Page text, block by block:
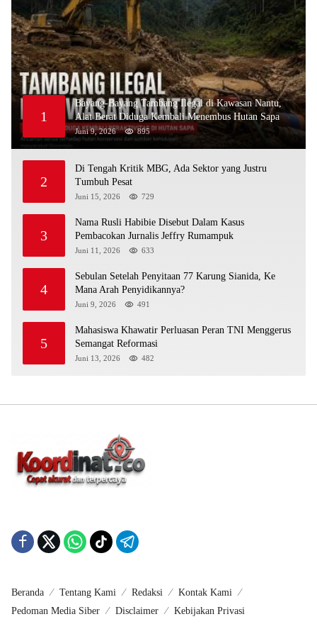
1
Bayang-Bayang Tambang Ilegal di Kawasan Nantu,
Alat Berat Diduga Kembali Menembus Hutan Sapa
Juni 9, 2026 895
2
Di Tengah Kritik MBG, Ada Sektor yang Justru
Tumbuh Pesat
Juni 15, 2026 729
3
Nama Rusli Habibie Disebut Dalam Kasus
Pembacokan Jurnalis Jeffry Rumampuk
Juni 11, 2026 633
4
Sebulan Setelah Penyitaan 77 Karung Sianida, Ke
Mana Arah Penyidikannya?
Juni 9, 2026 491
5
Mahasiswa Khawatir Perluasan Peran TNI Menggerus
Semangat Reformasi
Juni 13, 2026 482
Beranda Tentang Kami Redaksi
Kontak Kami
Pedoman Media Siber
Disclaimer Kebijakan Privasi